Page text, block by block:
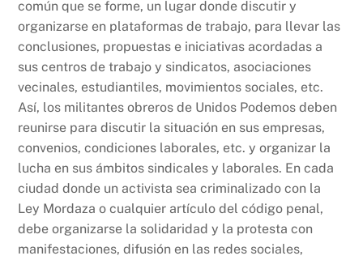
común que se forme, un lugar donde discutir y
organizarse en plataformas de trabajo, para llevar las
conclusiones, propuestas e iniciativas acordadas a
sus centros de trabajo y sindicatos, asociaciones
vecinales, estudiantiles, movimientos sociales, etc.
Así, los militantes obreros de Unidos Podemos deben
reunirse para discutir la situación en sus empresas,
convenios, condiciones laborales, etc. y organizar la
lucha en sus ámbitos sindicales y laborales. En cada
ciudad donde un activista sea criminalizado con la
Ley Mordaza o cualquier artículo del código penal,
debe organizarse la solidaridad y la protesta con
manifestaciones, difusión en las redes sociales,